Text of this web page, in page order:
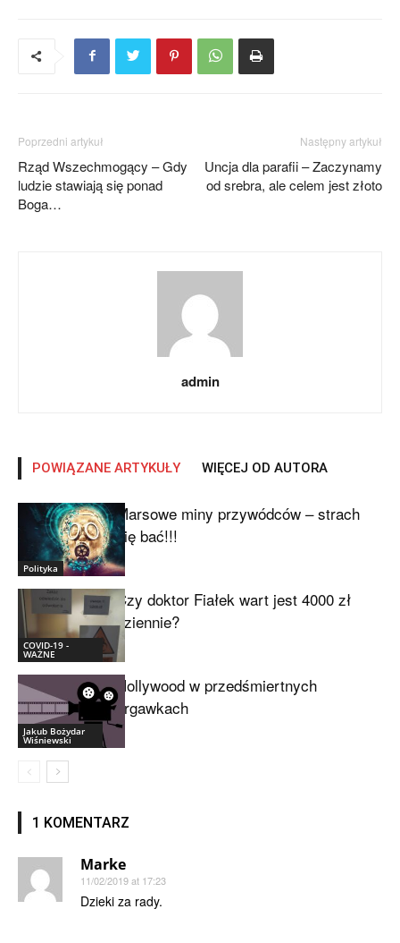
Poprzedni artykuł
Rząd Wszechmogący – Gdy
ludzie stawiają się ponad
Boga…
Następny artykuł
Uncja dla parafii – Zaczynamy
od srebra, ale celem jest złoto
admin
POWIĄZANE ARTYKUŁY WIĘCEJ OD AUTORA
Polityka
Marsowe miny przywódców – strach
się bać!!!
COVID-19 -
WAŻNE
Czy doktor Fiałek wart jest 4000 zł
dziennie?
Jakub Bożydar
Wiśniewski
Hollywood w przedśmiertnych
drgawkach
1 KOMENTARZ
Marke
11/02/2019 at 17:23
Dzieki za rady.